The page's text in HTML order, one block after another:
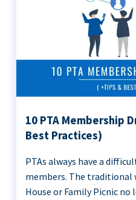
10 PTA Membership
Best Practices)
PTAs always have a
members. The traditional
House or Family Picnic no